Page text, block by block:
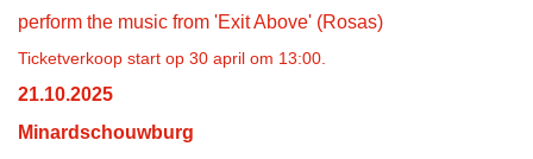
perform the music from 'Exit Above' (Rosas)
Ticketverkoop start op 30 april om 13:00.
21.10.2025
Minardschouwburg